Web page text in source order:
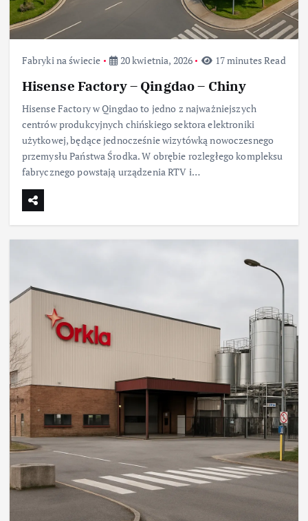
Fabryki na świecie 20 kwietnia, 2026 17 minutes Read
Hisense Factory – Qingdao – Chiny
Hisense Factory w Qingdao to jedno z najważniejszych
centrów produkcyjnych chińskiego sektora elektroniki
użytkowej, będące jednocześnie wizytówką nowoczesnego
przemysłu Państwa Środka. W obrębie rozległego kompleksu
fabrycznego powstają urządzenia RTV i…